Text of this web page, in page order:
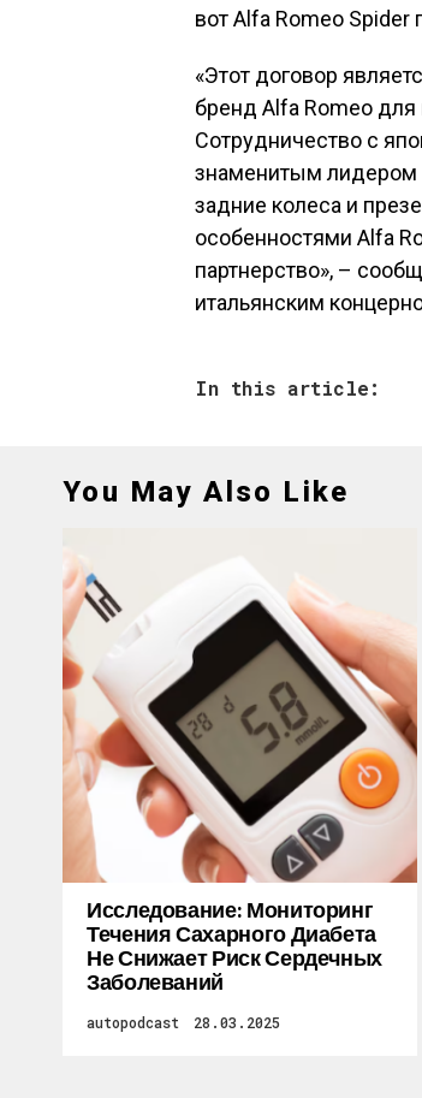
вот Alfa Romeo Spider
«Этот договор
бренд Alfa Romeo
Сотрудничество с
знаменитым лидером
задние колеса и
особенностями Alfa
партнерство», –
итальянским
In this article:
You May Also Like
Исследование: Мониторинг
Течения Сахарного Диабета
Не Снижает Риск Сердечных
Заболеваний
autopodcast 28.03.2025